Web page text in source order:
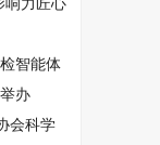
智能体
办
会科学